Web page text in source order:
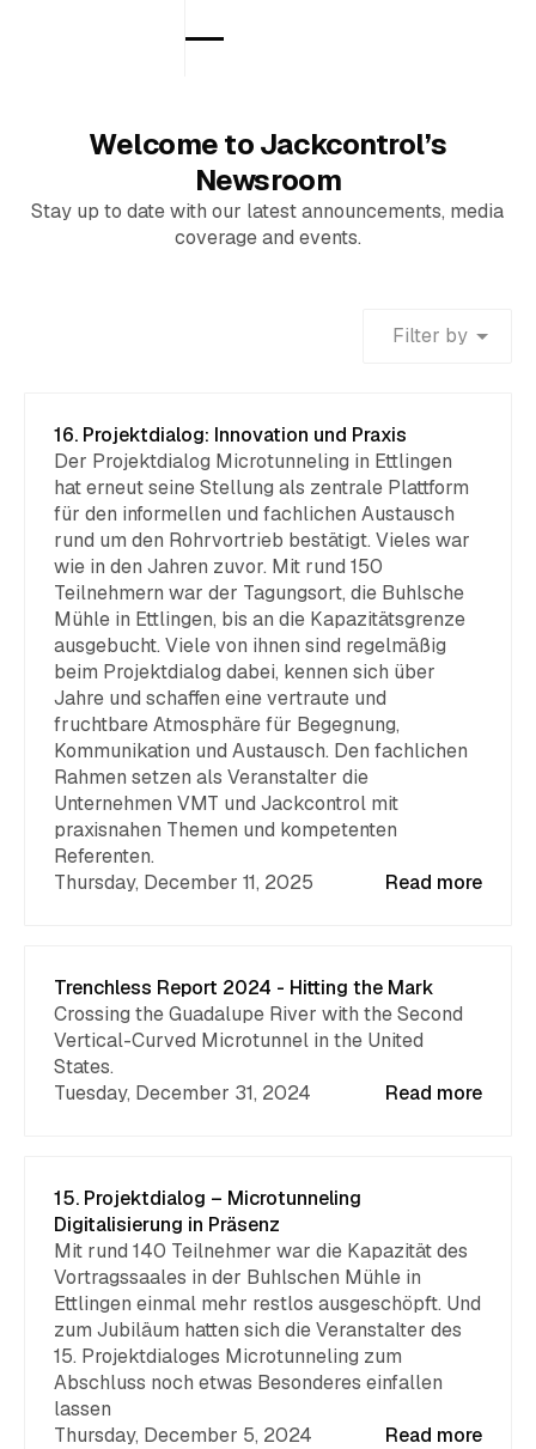
Welcome to Jackcontrol’s
Newsroom
Stay up to date with our latest announcements, media
coverage and events.
Filter by
16. Projektdialog: Innovation und Praxis
Der Projektdialog Microtunneling in Ettlingen
hat erneut seine Stellung als zentrale Plattform
für den informellen und fachlichen Austausch
rund um den Rohrvortrieb bestätigt. Vieles war
wie in den Jahren zuvor. Mit rund 150
Teilnehmern war der Tagungsort, die Buhlsche
Mühle in Ettlingen, bis an die Kapazitätsgrenze
ausgebucht. Viele von ihnen sind regelmäßig
beim Projektdialog dabei, kennen sich über
Jahre und schaffen eine vertraute und
fruchtbare Atmosphäre für Begegnung,
Kommunikation und Austausch. Den fachlichen
Rahmen setzen als Veranstalter die
Unternehmen VMT und Jackcontrol mit
praxisnahen Themen und kompetenten
Referenten.
Thursday, December 11, 2025
Read more
Trenchless Report 2024 - Hitting the Mark
Crossing the Guadalupe River with the Second
Vertical-Curved Microtunnel in the United
States.
Tuesday, December 31, 2024
Read more
15. Projektdialog – Microtunneling
Digitalisierung in Präsenz
Mit rund 140 Teilnehmer war die Kapazität des
Vortragssaales in der Buhlschen Mühle in
Ettlingen einmal mehr restlos ausgeschöpft. Und
zum Jubiläum hatten sich die Veranstalter des
15. Projektdialoges Microtunneling zum
Abschluss noch etwas Besonderes einfallen
lassen
Thursday, December 5, 2024
Read more